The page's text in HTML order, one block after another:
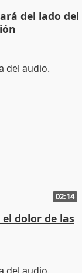
del lado del
02:14
dolor de las